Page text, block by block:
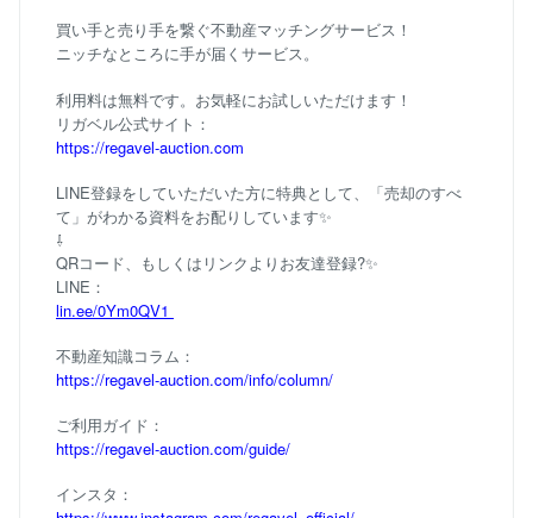
買い手と売り手を繋ぐ不動産マッチングサービス！
ニッチなところに手が届くサービス。
利用料は無料です。お気軽にお試しいただけます！
リガベル公式サイト：
https://regavel-auction.com
LINE登録をしていただいた方に特典として、「売却のすべ
て」がわかる資料をお配りしています✨
⇩
QRコード、もしくはリンクよりお友達登録?✨
LINE：
lin.ee/0Ym0QV1
不動産知識コラム：
https://regavel-auction.com/info/column/
ご利用ガイド：
https://regavel-auction.com/guide/
インスタ：